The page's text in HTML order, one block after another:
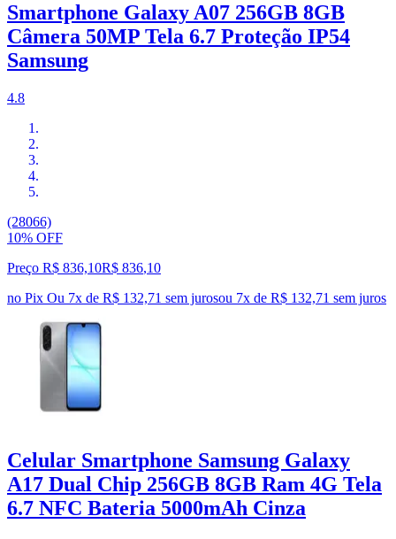
Smartphone Galaxy A07 256GB 8GB
Câmera 50MP Tela 6.7 Proteção IP54
Samsung
4.8
(28066)
10% OFF
Preço R$ 836,10R$ 836,10
no Pix Ou 7x de R$ 132,71 sem jurosou 7x de R$ 132,71 sem juros
Celular Smartphone Samsung Galaxy
A17 Dual Chip 256GB 8GB Ram 4G Tela
6.7 NFC Bateria 5000mAh Cinza